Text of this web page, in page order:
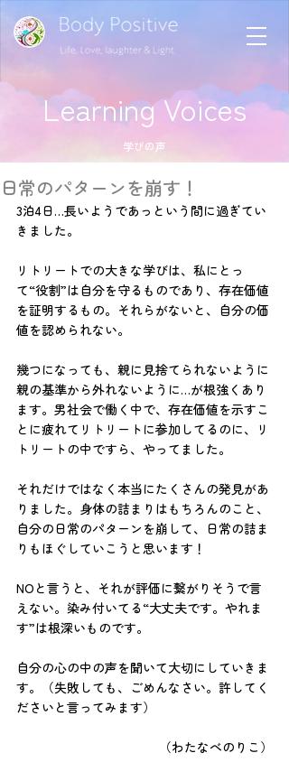
Learning Voices
学びの声
日常のパターンを崩す！
3泊4日…長いようであっという間に過ぎてい
きました。
リトリートでの大きな学びは、私にとっ
て“役割”は自分を守るものであり、存在価値
を証明するもの。それらがないと、自分の価
値を認められない。
幾つになっても、親に見捨てられないように
親の基準から外れないように…が根強くあり
ます。男社会で働く中で、存在価値を示すこ
とに疲れてリトリートに参加してるのに、リ
トリートの中ですら、やってました。
それだけではなく本当にたくさんの発見があ
りました。身体の詰まりはもちろんのこと、
自分の日常のパターンを崩して、日常の詰ま
りもほぐしていこうと思います！
NOと言うと、それが評価に繋がりそうで言
えない。染み付いてる“大丈夫です。やれま
す”は根深いものです。
自分の心の中の声を聞いて大切にしていきま
す。（失敗しても、ごめんなさい。許してく
ださいと言ってみます）
（わたなべのりこ）